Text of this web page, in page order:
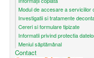
Modul de accesare a serviciilor
Investigatii si tratamente
Cereri si formulare tipizate
Informatii privind protectia
Meniul săptămânal
Contact